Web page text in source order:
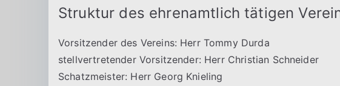
Struktur des ehrenamtlich tätigen
Vorsitzender des Vereins: Herr Tommy Durda
stellvertretender Vorsitzender: Herr Christian Schneider
Schatzmeister: Herr Georg Knieling